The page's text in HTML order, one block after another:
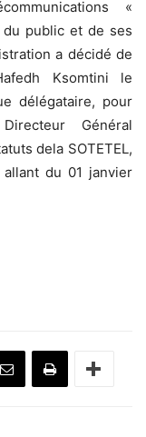
«
du public et de ses
a décidé de
Ksomtini le
délégataire, pour
Général
dela SOTETEL,
du 01 janvier